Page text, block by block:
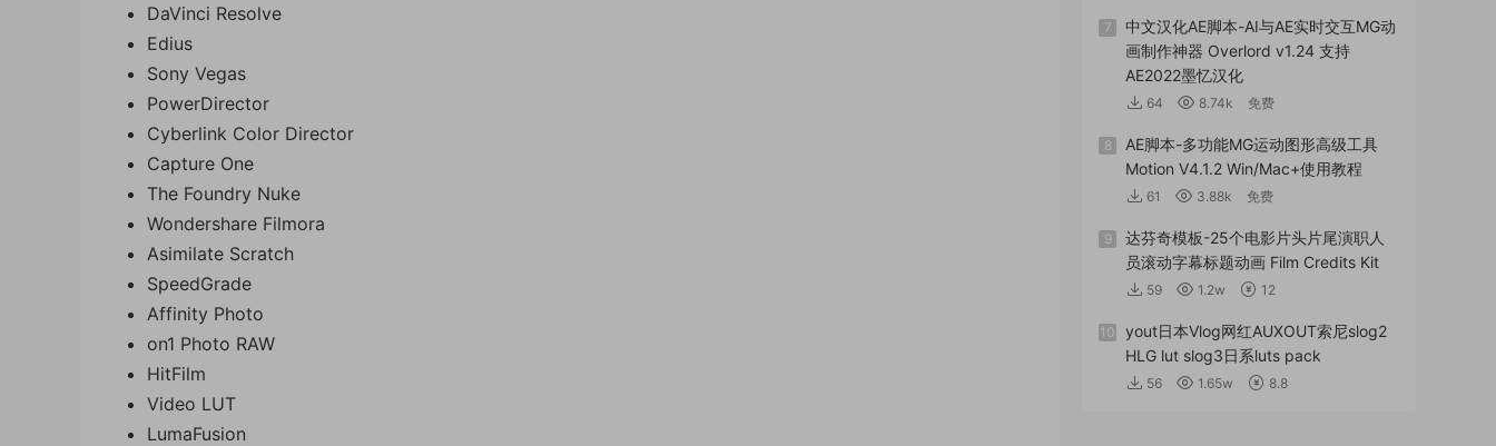
DaVinci Resolve
Edius
Sony Vegas
PowerDirector
Cyberlink Color Director
Capture One
The Foundry Nuke
Wondershare Filmora
Asimilate Scratch
SpeedGrade
Affinity Photo
on1 Photo RAW
HitFilm
Video LUT
LumaFusion
7
中文汉化AE脚本-AI与AE实时交互MG动
画制作神器 Overlord v1.24 支持
AE2022墨忆汉化
64 8.74k 免费
8
AE脚本-多功能MG运动图形高级工具
Motion V4.1.2 Win/Mac+使用教程
61 3.88k 免费
9
达芬奇模板-25个电影片头片尾演职人
员滚动字幕标题动画 Film Credits Kit
59 1.2w 12
10
yout日本Vlog网红AUXOUT索尼slog2
HLG lut slog3日系luts pack
56 1.65w 8.8